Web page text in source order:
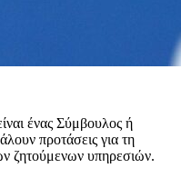
ένας Σύμβουλος ή
προτάσεις για τη
ζητούμενων υπηρεσιών.